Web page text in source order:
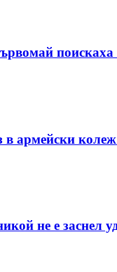
в армейски
не е заснел